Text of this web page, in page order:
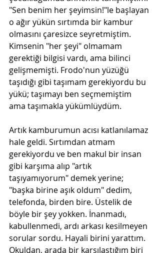
"Sen benim her şeyimsin!"le başlayan
o ağır yükün sırtımda bir kambur
olmasını çaresizce seyretmiştim.
Kimsenin "her şeyi" olmamam
gerektiği bilgisi vardı, ama bilinci
gelişmemişti. Frodo'nun yüzüğü
taşıdığı gibi taşımam gerekiyordu bu
yükü; taşımayı ben seçmemiştim
ama taşımakla yükümlüydüm.
Artık kamburumun acısı katlanılamaz
hale geldi. Sırtımdan atmam
gerekiyordu ve ben makul bir insan
gibi karşıma alıp "artık
taşıyamıyorum" demek yerine;
"başka birine aşık oldum" dedim,
telefonda, birden bire. Üstelik de
böyle bir şey yokken. İnanmadı,
kabullenmedi, ardı arkası kesilmeyen
sorular sordu. Hayali birini yarattım.
Okuldan, arada bir karşılaştığım biri